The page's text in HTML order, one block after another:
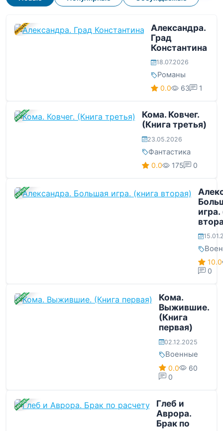
В ПРОЦЕССЕ
Александра.
Град
Константина
18.07.2026
Романы
0.0 63 1
ЗАВЕРШЕНА
Кома. Ковчег.
(Книга третья)
23.05.2026
Фантастика
0.0 175 0
ЗАВЕРШЕНА
игра.
10.0
0
ЗАВЕРШЕНА
Кома.
Выжившие.
(Книга
первая)
02.12.2025
Военные
0.0
60
0
ЗАВЕРШЕНА
Глеб и
Аврора.
Брак по